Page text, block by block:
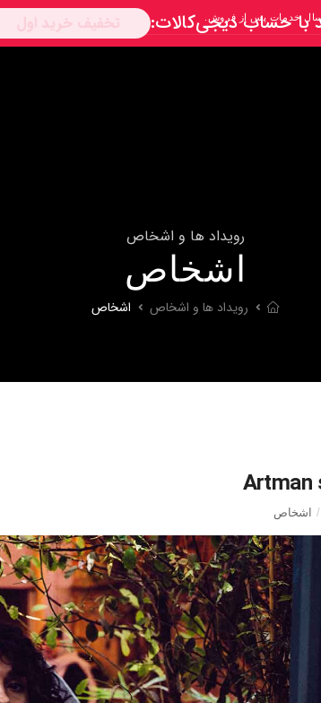
رویداد ها و اشخاص
اشخاص
رویداد ها و اشخاص اشخاص
Artman
/ اشخاص